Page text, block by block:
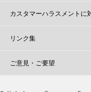
カスタマーハラスメントに
リンク集
ご意見・ご要望